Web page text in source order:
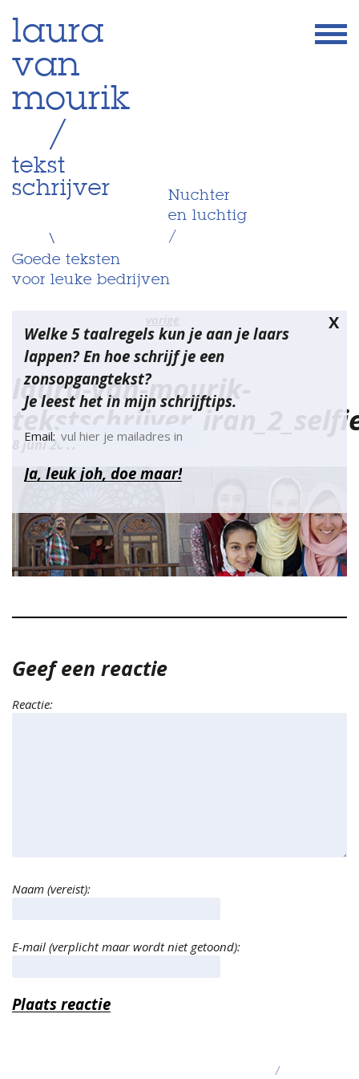
Skip
to
content
laura
van
mourik
/
tekst
schrijver
\
Nuchter
en luchtig
/
Goede teksten
voor leuke bedrijven
X
Welke 5 taalregels kun je aan je laars
lappen? En hoe schrijf je een
zonsopgangtekst?
Je leest het in mijn schrijftips.
Email:
Bericht
navigatie
vorige
laura-van-mourik-
8 juni 2017
Geef een reactie
Reactie:
Naam (vereist):
E-mail (verplicht maar wordt niet getoond):
/